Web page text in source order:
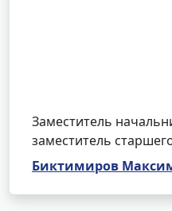
Заместитель
заместитель
Биктимиров